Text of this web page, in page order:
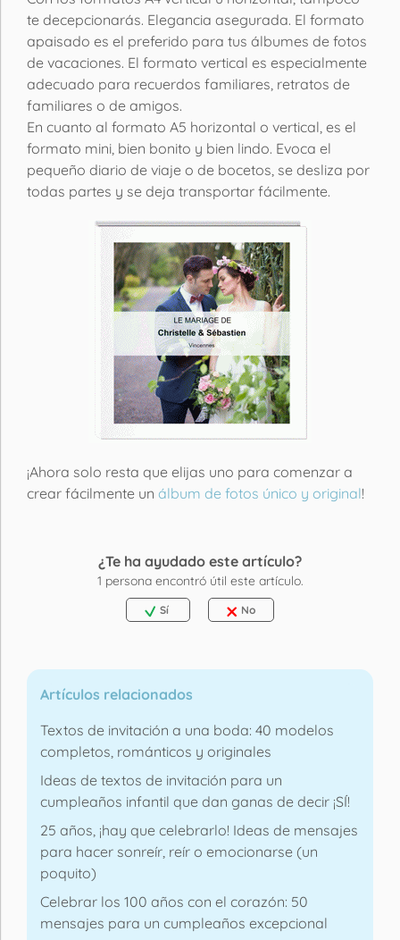
te decepcionarás. Elegancia asegurada. El formato
apaisado es el preferido para tus álbumes de fotos
de vacaciones. El formato vertical es especialmente
adecuado para recuerdos familiares, retratos de
familiares o de amigos.
En cuanto al formato A5 horizontal o vertical, es el
formato mini, bien bonito y bien lindo. Evoca el
pequeño diario de viaje o de bocetos, se desliza por
todas partes y se deja transportar fácilmente.
¡Ahora solo resta que elijas uno para comenzar a
crear fácilmente un álbum de fotos único y original!
¿Te ha ayudado este artículo?
1 persona encontró útil este artículo.
Sí No
Artículos relacionados
Textos de invitación a una boda: 40 modelos
completos, románticos y originales
Ideas de textos de invitación para un
cumpleaños infantil que dan ganas de decir ¡SÍ!
25 años, ¡hay que celebrarlo! Ideas de mensajes
para hacer sonreír, reír o emocionarse (un
poquito)
Celebrar los 100 años con el corazón: 50
mensajes para un cumpleaños excepcional